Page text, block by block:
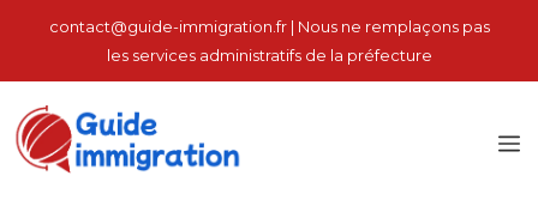
contact@guide-immigration.fr | Nous ne remplaçons pas
les services administratifs de la préfecture